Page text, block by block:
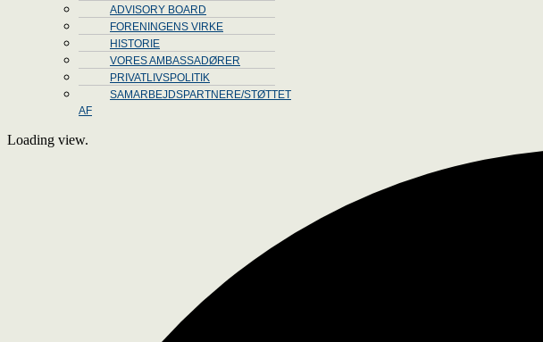
ADVISORY BOARD
FORENINGENS VIRKE
HISTORIE
VORES AMBASSADØRER
PRIVATLIVSPOLITIK
SAMARBEJDSPARTNERE/STØTTET
AF
Loading view.